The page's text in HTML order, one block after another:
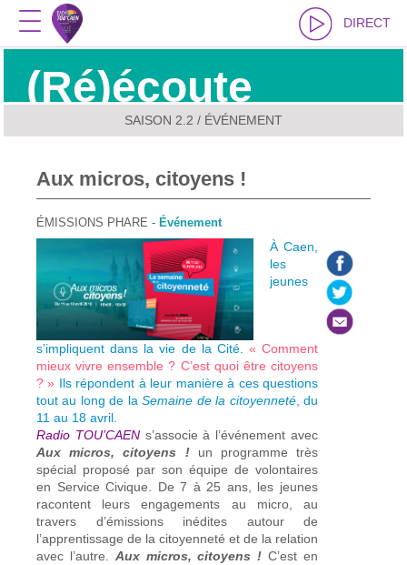
DIRECT
(Ré)écoute
SAISON 2.2 / ÉVÉNEMENT
Aux micros, citoyens !
ÉMISSIONS PHARE - Événement
À Caen,
les
jeunes
s’impliquent dans la vie de la Cité. « Comment
mieux vivre ensemble ? C’est quoi être citoyens
? » Ils répondent à leur manière à ces questions
tout au long de laSemaine de la citoyenneté, du
11 au 18 avril.
Radio TOU’CAEN s’associe à l’événement avec
Aux micros, citoyens !un programme très
spécial proposé par son équipe de volontaires
en Service Civique. De 7 à 25 ans, les jeunes
racontent leurs engagements au micro, au
travers d’émissions inédites autour de
l’apprentissage de la citoyenneté et de la relation
avec l’autre. Aux micros, citoyens ! C’est en